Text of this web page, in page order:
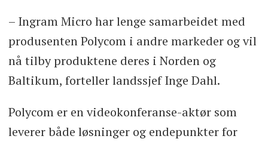
– Ingram Micro har lenge samarbeidet med
produsenten Polycom i andre markeder og vil
nå tilby produktene deres i Norden og
Baltikum, forteller landssjef Inge Dahl.
Polycom er en videokonferanse-aktør som
leverer både løsninger og endepunkter for